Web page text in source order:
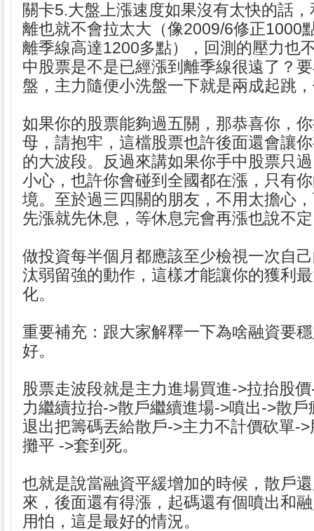
關卡5.大盤上漲速度如果沒有太快的話
離也就不會拉太大（像2009/6修正1000
離季線高達1200多點），回測的壓力也
中股票是不是已經漲到離季線很遠了？
盤，主力隨便小洗盤一下就是兩成起跳
如果你的股票能夠過五關，那恭喜你，
母，請抱牢，這檔股票也許後面還會讓
的大波段。反過來講如果你手中股票只
小心，也許你會碰到全國都在漲，只有
境。至於過三四關的朋友，不用太擔心
先漲就先休息，等休息完會再漲也說不
做投資每半個月都應該至少檢視一次自
汰弱留強的動作，這樣才能讓你的獲利
化。
重要補充：跟大家解釋一下為啥融資要
好。
股票走波段就是主力進場買進->拉抬股
力繼續拉抬->散戶繼續進場->噴出->散
退出把籌碼丟給散戶->主力不計價砍單-
攤平 ->套到死。
也就是說當融資平緩增加的時候，散戶
來，後面還有得漲，起碼還有個噴出和
用怕，這是最好的情況。